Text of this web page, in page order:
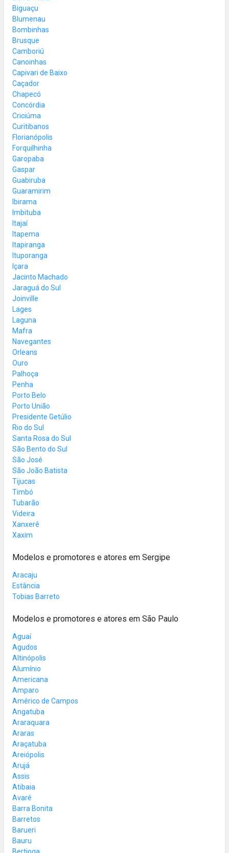
Biguaçu
Blumenau
Bombinhas
Brusque
Camboriú
Canoinhas
Capivari de Baixo
Caçador
Chapecó
Concórdia
Criciúma
Curitibanos
Florianópolis
Forquilhinha
Garopaba
Gaspar
Guabiruba
Guaramirim
Ibirama
Imbituba
Itajaí
Itapema
Itapiranga
Ituporanga
Içara
Jacinto Machado
Jaraguá do Sul
Joinville
Lages
Laguna
Mafra
Navegantes
Orleans
Ouro
Palhoça
Penha
Porto Belo
Porto União
Presidente Getúlio
Rio do Sul
Santa Rosa do Sul
São Bento do Sul
São José
São João Batista
Tijucas
Timbó
Tubarão
Videira
Xanxerê
Xaxim
Modelos e promotores e atores em Sergipe
Aracaju
Estância
Tobias Barreto
Modelos e promotores e atores em São Paulo
Aguaí
Agudos
Altinópolis
Alumínio
Americana
Amparo
Américo de Campos
Angatuba
Araraquara
Araras
Araçatuba
Areiópolis
Arujá
Assis
Atibaia
Avaré
Barra Bonita
Barretos
Barueri
Bauru